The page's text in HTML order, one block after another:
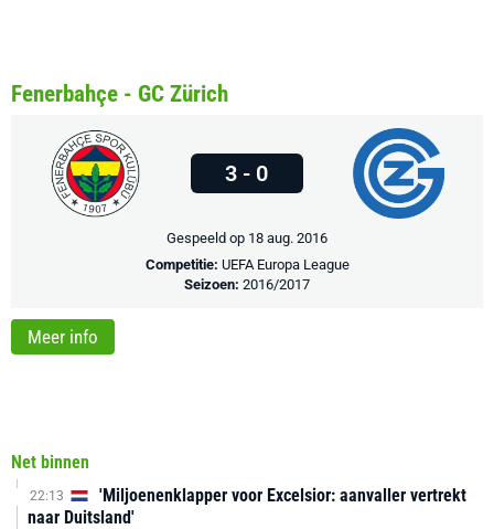
Net binnen
22:13
'Miljoenenklapper voor Excelsior: aanvaller vertrekt
naar Duitsland'
Fenerbahçe - GC Zürich
3 - 0
Gespeeld op 18 aug. 2016
Competitie: UEFA Europa League
Seizoen: 2016/2017
Meer info